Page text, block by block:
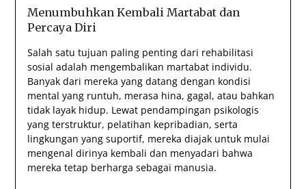
Menumbuhkan Kembali Martabat dan
Percaya Diri
Salah satu tujuan paling penting dari rehabilitasi
sosial adalah mengembalikan martabat individu.
Banyak dari mereka yang datang dengan kondisi
mental yang runtuh, merasa hina, gagal, atau bahkan
tidak layak hidup. Lewat pendampingan psikologis
yang terstruktur, pelatihan kepribadian, serta
lingkungan yang suportif, mereka diajak untuk mulai
mengenal dirinya kembali dan menyadari bahwa
mereka tetap berharga sebagai manusia.